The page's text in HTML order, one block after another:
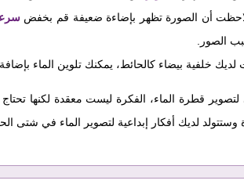
أن الصورة تظهر بإضاءة ضعيفة قم بخفض
الصور.
لديك خلفية بيضاء كالحائط، يمكنك تلوين الماء
قطرة الماء، الفكرة ليست معقدة لكنها
وستتولد لديك أفكار إبداعية لتصوير الماء في شتى